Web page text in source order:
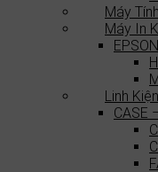
Máy
Máy In
EPSON
Linh
CASE